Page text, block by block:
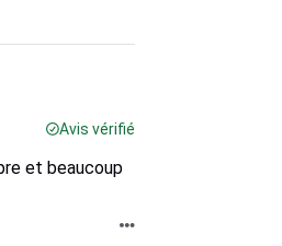
Avis vérifié
et beaucoup